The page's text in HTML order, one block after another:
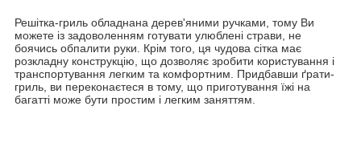
Решітка-гриль обладнана дерев'яними ручками, тому Ви
можете із задоволенням готувати улюблені страви, не
боячись обпалити руки. Крім того, ця чудова сітка має
розкладну конструкцію, що дозволяє зробити користування і
транспортування легким та комфортним. Придбавши ґрати-
гриль, ви переконаєтеся в тому, що приготування їжі на
багатті може бути простим і легким заняттям.